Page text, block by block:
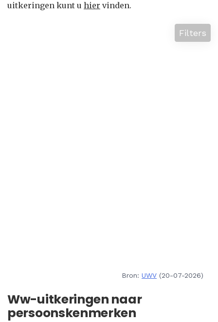
uitkeringen kunt u hier vinden.
Filters
Bron: UWV (20-07-2026)
Ww-uitkeringen naar
persoonskenmerken